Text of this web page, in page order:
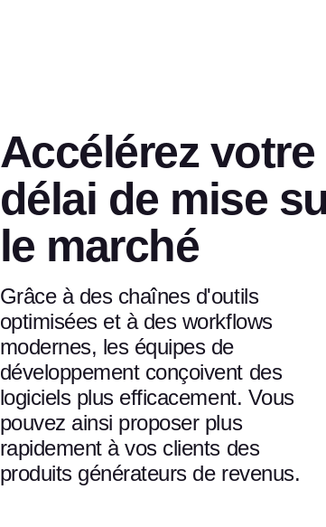
Accélérez votre
délai de mise
le marché
Grâce à des chaînes d'outils
optimisées et à des workflows
modernes, les équipes de
développement conçoivent des
logiciels plus efficacement. Vous
pouvez ainsi proposer plus
rapidement à vos clients des
produits générateurs de revenus.